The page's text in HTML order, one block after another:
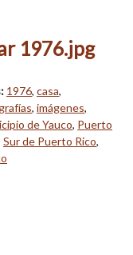
1976.jpg
1976, casa,
, imágenes,
de Yauco, Puerto
Sur de Puerto Rico,